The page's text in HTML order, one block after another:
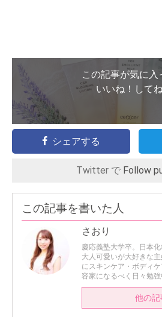
この記事が気に入
いいね！して
シェアする
Twitter で Follow
この記事を書いた人
さおり
慶応義塾大学卒。日本
大人可愛いが大好きな
にスキンケア・ボディ
容家になるべく日々勉強
他の記